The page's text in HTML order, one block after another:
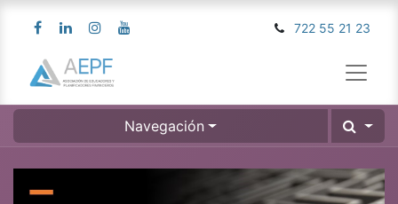
722 55 21 23
Navegación